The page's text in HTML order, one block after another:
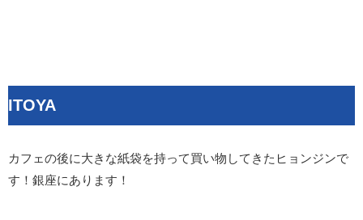
ITOYA
カフェの後に大きな紙袋を持って買い物してきたヒョンジンで
す！銀座にあります！